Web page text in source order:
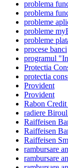
problema
problema
probleme
probleme
probleme
procese banci
programul
Protectia
protectia
Provident
Provident
Rabon
radiere
Raiffeisen
Raiffeisen
Raiffeisen
rambursare
rambursare